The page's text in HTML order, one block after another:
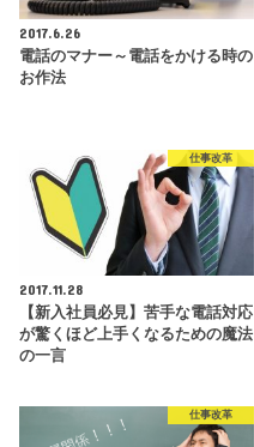
2017.6.26
電話のマナー～電話をかける時の
お作法
仕事改革
2017.11.28
【新入社員必見】苦手な電話対応
が驚くほど上手くなるための魔法
の一言
仕事改革